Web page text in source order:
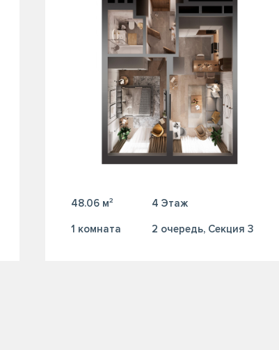
48.06 м² 4 Этаж
1 комната 2 очередь, Секция 3